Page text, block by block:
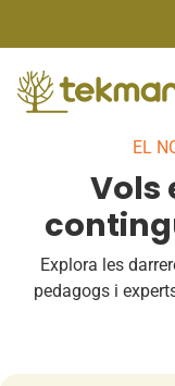
EL
Vols
Explora les
pedagogs i